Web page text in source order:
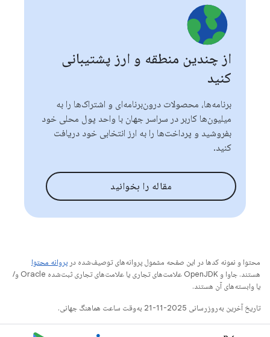
از چندین منطقه و ارز پشتیبانی
کنید
برنامه‌ها، محصولات درون‌برنامه‌ای و اشتراک‌ها را به
میلیون‌ها کاربر در سراسر جهان با واحد پول محلی خود
بفروشید و پرداخت‌ها را به ارز انتخابی خود دریافت
کنید.
مقاله را بخوانید
محتوا و نمونه کدها در این صفحه مشمول پروانه‌های توصیف‌شده در پروانه محتوا
هستند. جاوا و OpenJDK علامت‌های تجاری یا علامت‌های تجاری ثبت‌شده Oracle و/
یا وابسته‌های آن هستند.
تاریخ آخرین به‌روزرسانی 2025-11-21 به‌وقت ساعت هماهنگ جهانی.